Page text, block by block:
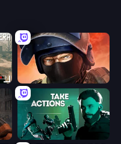
Bullet Force
Take Actions